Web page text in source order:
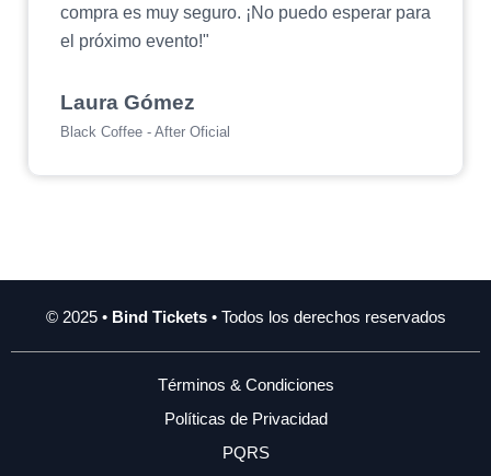
compra es muy seguro. ¡No puedo esperar para
el próximo evento!"
Laura Gómez
Black Coffee - After Oficial
© 2025 • Bind Tickets• Todos los derechos reservados
Términos & Condiciones
Políticas de Privacidad
PQRS